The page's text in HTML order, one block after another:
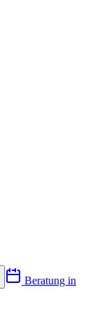
Beratung in